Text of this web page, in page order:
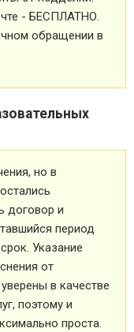
- БЕСПЛАТНО.
обращении в
но в
договор и
период
Указание
от
в качестве
поэтому и
проста.